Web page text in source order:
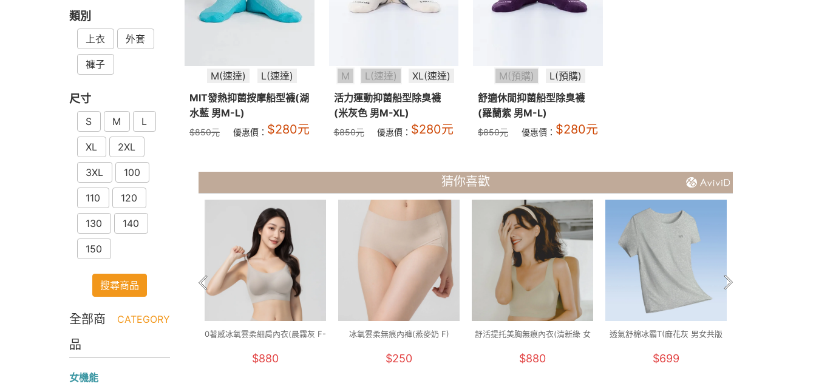
類別
上衣 外套
褲子
尺寸
S M L
XL 2XL
3XL 100
110 120
130 140
150
搜尋商品
全部商
品
CATEGORY
女機能
M(速達)
L(速達)
MIT發熱抑菌按摩船型襪(湖
水藍 男M-L)
$850元 優惠價： $280元
M L(速達)
XL(速達)
活力運動抑菌船型除臭襪
(米灰色 男M-XL)
$850元 優惠價： $280元
M(預購)
L(預購)
舒適休閒抑菌船型除臭襪
(羅蘭紫 男M-L)
$850元 優惠價： $280元
猜你喜歡
0著感冰氧雲柔細肩內衣(晨霧灰 F-
$880
冰氧雲柔無痕內褲(燕麥奶 F)
$250
舒活提托美胸無痕內衣(清新綠 女
$880
透氣舒棉冰霸T(麻花灰 男女共版
$699